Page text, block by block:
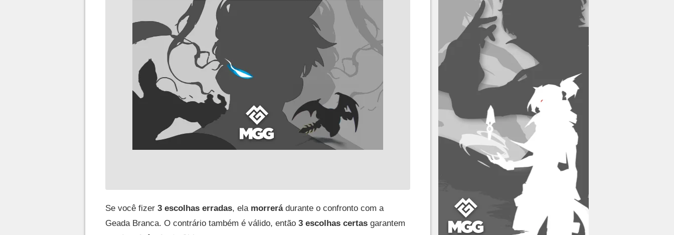
Se você fizer 3 escolhas erradas, ela morrerádurante o confronto com a
Geada Branca. O contrário também é válido, então 3 escolhas certas garantem